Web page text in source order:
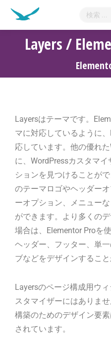
Layers /
Layersはテーマです。
マに対応しているように
応しています。他の優れ
に、WordPressカスタマ
ションを見つけることが
のテーマロゴやヘッダー
ーオプション、メニュー
ができます。より多くの
場合は、Elementor Proを
ヘッダー、フッター、単
ブなどをデザインすること
Layersのページ構成用ウ
スタマイザーにはありま
構築のためのデザイン要
されています。